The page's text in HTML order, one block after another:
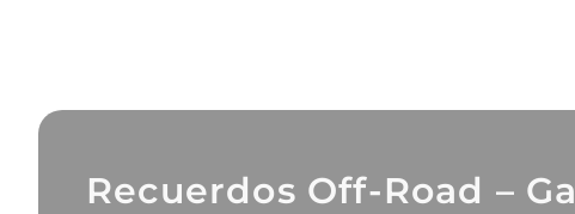
Recuerdos Off-Road –